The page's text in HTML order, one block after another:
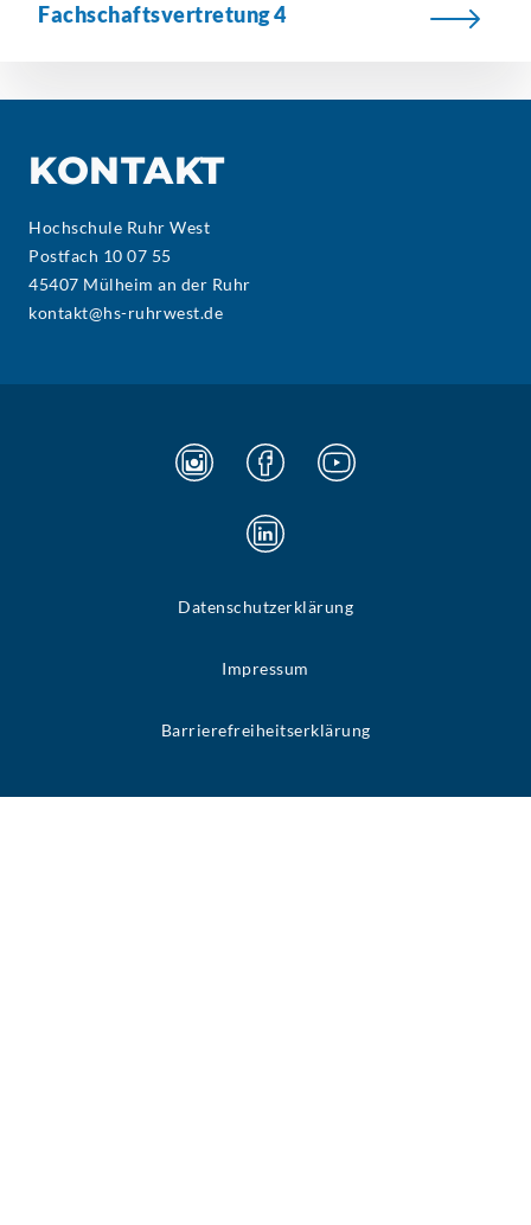
Fachschaftsvertretung4
KONTAKT
Hochschule Ruhr West
Postfach 10 07 55
45407 Mülheim an der Ruhr
kontakt@hs-ruhrwest.de
Datenschutzerklärung
Impressum
Barrierefreiheitserklärung